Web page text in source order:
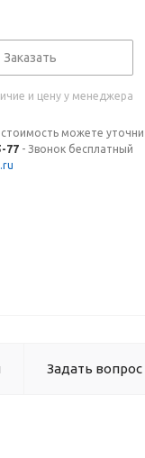
Заказать
и цену у менеджера
можете
77 - Звонок бесплатный
Задать вопрос